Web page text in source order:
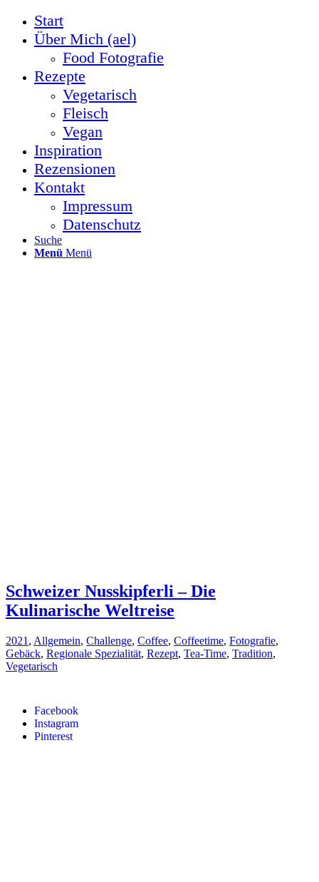
Start
Über Mich (ael)
Food Fotografie
Rezepte
Vegetarisch
Fleisch
Vegan
Inspiration
Rezensionen
Kontakt
Impressum
Datenschutz
Suche
Menü Menü
Facebook
Instagram
Pinterest
Schweizer Nusskipferli – Die
Kulinarische Weltreise
2021 , Allgemein, Challenge, Coffee, Coffeetime, Fotografie,
Gebäck, Regionale Spezialität, Rezept, Tea-Time, Tradition,
Vegetarisch